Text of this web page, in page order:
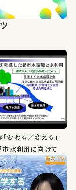
変わる／変える」
都市水利用に向けて